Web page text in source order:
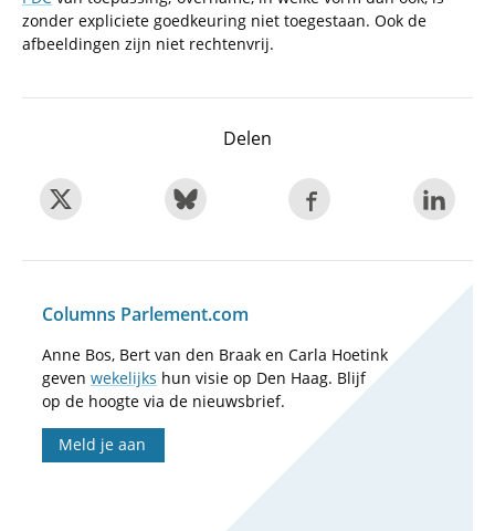
zonder expliciete goedkeuring niet toegestaan. Ook de
afbeeldingen zijn niet rechtenvrij.
Delen
Columns Parlement.com
Anne Bos, Bert van den Braak en Carla Hoetink
geven wekelijks hun visie op Den Haag. Blijf
op de hoogte via de nieuwsbrief.
Meld je aan